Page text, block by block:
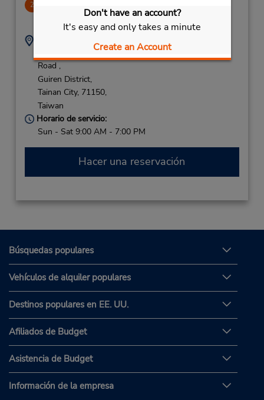
Don't have an account?
It's easy and only takes a minute
Create an Account
2
19.76 millas de distancia
Dirección:
No. 109 Gaotie 12th
Road ,
Guiren District,
Tainan City, 71150,
Taiwan
886266206660 160
Horario de servicio:
Sun - Sat 9:00 AM - 7:00 PM
Hacer una reservación
Búsquedas populares
Vehículos de alquiler populares
Destinos populares en EE. UU.
Afiliados de Budget
Asistencia de Budget
Información de la empresa